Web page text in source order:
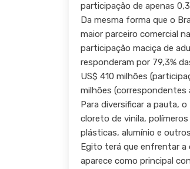
participação de apenas
Da mesma forma que o
maior parceiro comercial
participação maciça de
responderam por 79,3%
US$ 410 milhões
milhões (correspondentes
Para diversificar a pauta,
cloreto de vinila,
plásticas, alumínio e
Egito terá que enfrentar a
aparece como principal